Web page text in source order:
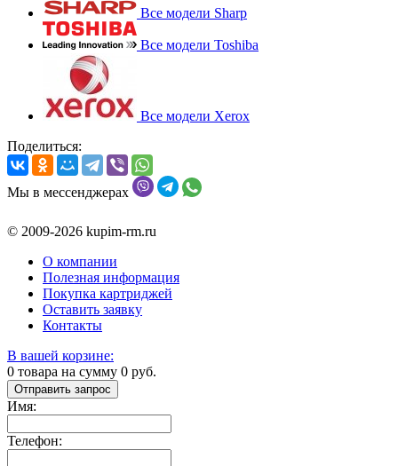
Все модели Sharp
Все модели Toshiba
Все модели Xerox
Поделиться:
Мы в мессенджерах
© 2009-2026 kupim-rm.ru
О компании
Полезная информация
Покупка картриджей
Оставить заявку
Контакты
В вашей корзине:
0 товара на сумму 0 руб.
Отправить запрос
Имя:
Телефон: